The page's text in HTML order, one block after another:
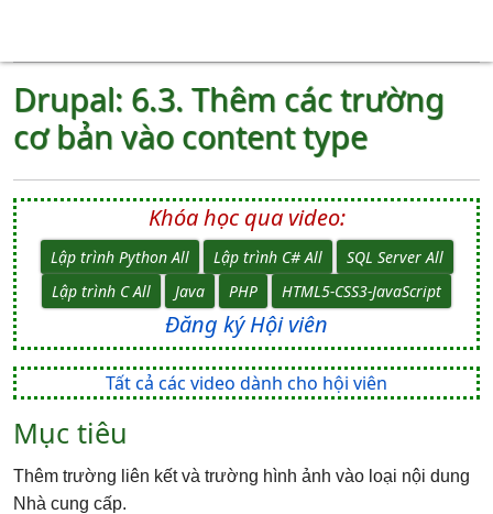
Drupal: 6.3. Thêm các trường
cơ bản vào content type
Khóa học qua video:
Lập trình Python All Lập trình C# All
SQL Server All
Lập trình C All
Java PHP HTML5-CSS3-JavaScript
Đăng ký Hội viên
Tất cả các video dành cho hội viên
Mục tiêu
Thêm trường liên kết và trường hình ảnh vào loại nội dung
Nhà cung cấp.